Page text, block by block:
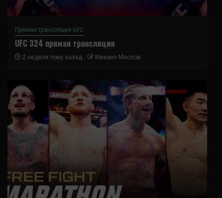
Прямая трансляция UFC
UFC 324 прямая трансляция
2 недели тому назад Михаил Маслов